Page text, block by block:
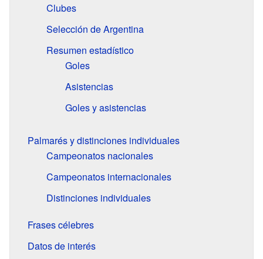
Clubes
Selección de Argentina
Resumen estadístico
Goles
Asistencias
Goles y asistencias
Palmarés y distinciones individuales
Campeonatos nacionales
Campeonatos internacionales
Distinciones individuales
Frases célebres
Datos de interés